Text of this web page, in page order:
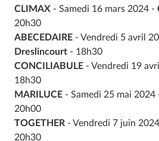
CLIMAX - Samedi 16 mars 2024 -
20h30
ABECEDAIRE - Vendredi 5 avril
Dreslincourt - 18h30
CONCILIABULE - Vendredi 19
18h30
MARILUCE - Samedi 25 mai 2024
20h00
TOGETHER - Vendredi 7 juin
20h30